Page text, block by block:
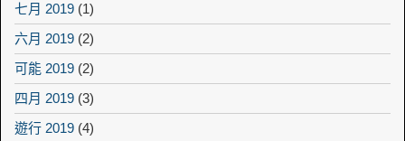
七月 2019 (1)
六月 2019 (2)
可能 2019 (2)
四月 2019 (3)
遊行 2019 (4)